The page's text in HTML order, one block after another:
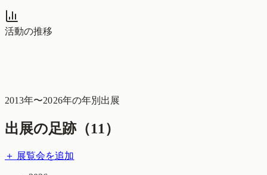
活動の推移
2013年〜2026年の年別出展
出展の足跡（11）
＋ 展覧会を追加